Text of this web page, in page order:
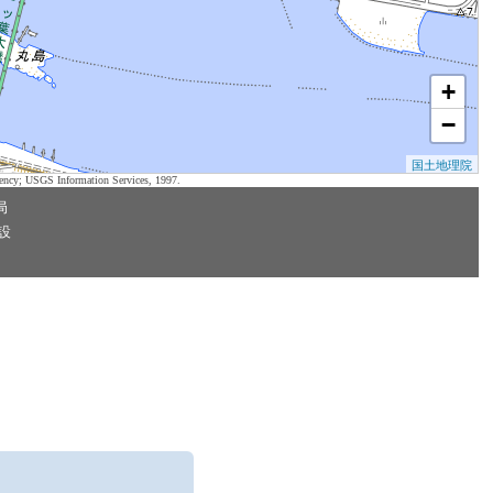
+
−
国土地理院
USGS Information Services, 1997.